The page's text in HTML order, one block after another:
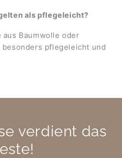
als pflegeleicht?
Baumwolle oder
pflegeleicht und
verdient das